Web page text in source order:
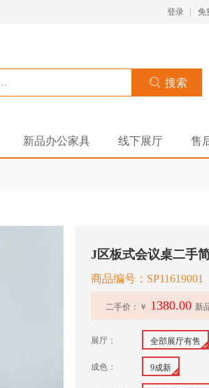
免
登录
新品办公家具 线下展厅 售
商品编号：SP11619001
二手价：￥ 1380.00 新
展厅： 全部展厅有售
成色： 9成新